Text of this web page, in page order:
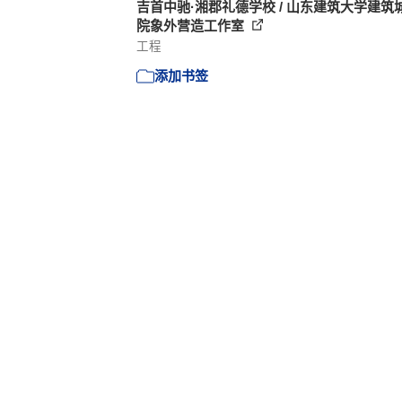
吉首中驰·湘郡礼德学校 / 山东建筑大学建筑
院象外营造工作室
工程
添加书签